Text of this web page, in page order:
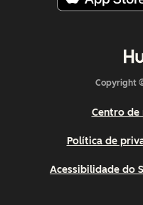
Copyright
Centro de
Política de
Acessibilidade do